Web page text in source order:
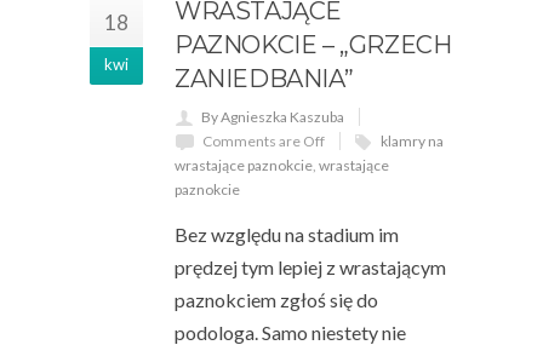
18
kwi
WRASTAJĄCE
PAZNOKCIE – „GRZECH
ZANIEDBANIA”
By Agnieszka Kaszuba
Comments are Off
klamry na
wrastające paznokcie wrastające
paznokcie
Bez względu na stadium im
prędzej tym lepiej z wrastającym
paznokciem zgłoś się do
podologa. Samo niestety nie